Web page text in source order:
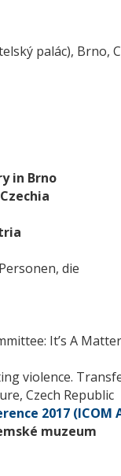
palác), Brno,
in Brno
It’s A
violence.
Czech Republic
2017
muzeum